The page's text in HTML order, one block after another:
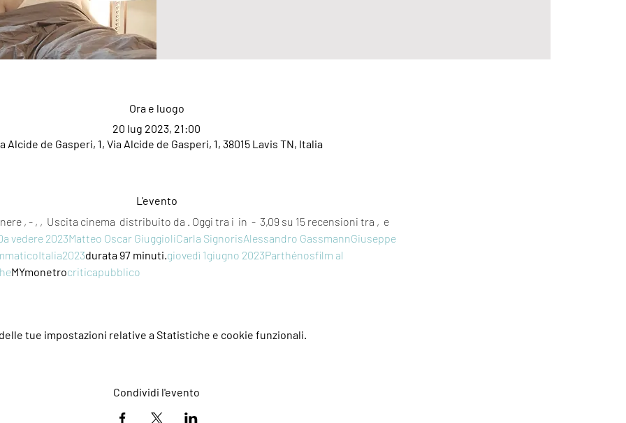
Ora e luogo
20 lug 2023, 21:00
Alcide de Gasperi, 1, Via Alcide de Gasperi, 1, 38015 Lavis TN, Italia
L'evento
, - , , Uscita cinema distribuito da . Oggi tra i in - 3,09 su 15 recensioni tra , e
vedere 2023Matteo Oscar GiuggioliCarla SignorisAlessandro GassmannGiuseppe
Italia2023durata 97 minuti. giovedì 1giugno 2023Parthénosfilm al
MYmonetrocriticapubblico
tue impostazioni relative a Statistiche e cookie funzionali.
Condividi l'evento